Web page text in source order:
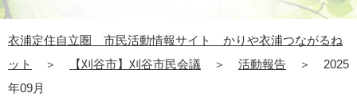
衣浦定住自立圏 市民活動情報サイト かりや衣浦つながるね
ット
＞ 【刈谷市】刈谷市民会議 ＞ 活動報告 ＞
2025
年09月